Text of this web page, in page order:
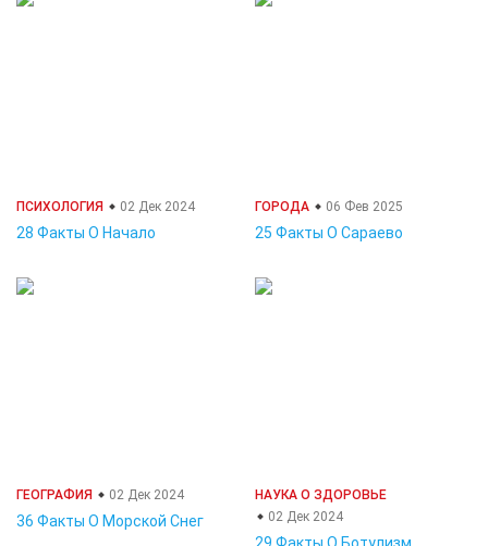
ПСИХОЛОГИЯ 02 Дек 2024
28 Факты О Начало
ГОРОДА 06 Фев 2025
25 Факты О Сараево
ГЕОГРАФИЯ 02 Дек 2024
36 Факты О Морской Снег
НАУКА О ЗДОРОВЬЕ
02 Дек 2024